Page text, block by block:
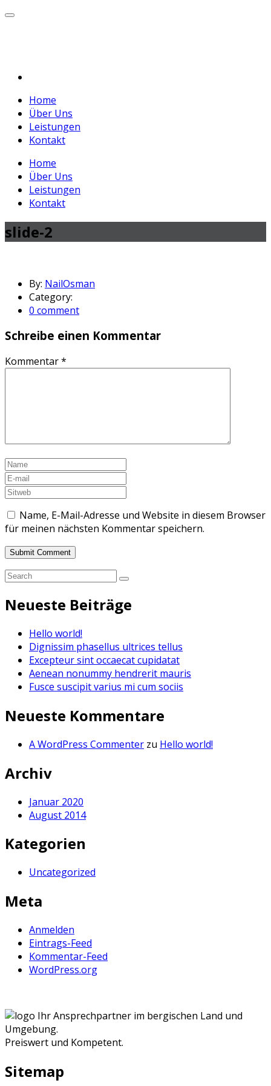
Home
Über Uns
Leistungen
Kontakt
Home
Über Uns
Leistungen
Kontakt
slide-2
By: NailOsman
Category:
0 comment
Schreibe einen Kommentar
Kommentar*
Name, E-Mail-Adresse und Website in diesem Browser
für meinen nächsten Kommentar speichern.
Neueste Beiträge
Hello world!
Dignissim phasellus ultrices tellus
Excepteur sint occaecat cupidatat
Aenean nonummy hendrerit mauris
Fusce suscipit varius mi cum sociis
Neueste Kommentare
A WordPress Commenter zu Hello world!
Archiv
Januar 2020
August 2014
Kategorien
Uncategorized
Meta
Anmelden
Eintrags-Feed
Kommentar-Feed
WordPress.org
Ihr Ansprechpartner im bergischen Land und
Umgebung.
Preiswert und Kompetent.
Sitemap